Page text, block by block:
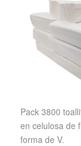
Pack 3800
en celulosa de
forma de V.